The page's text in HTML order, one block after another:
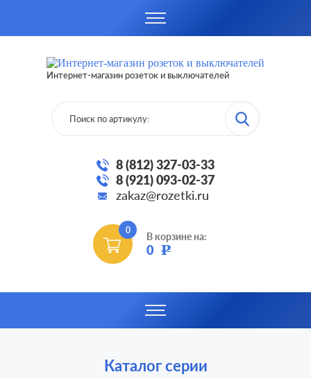
Интернет-магазин розеток и выключателей
8 (812) 327-03-33
8 (921) 093-02-37
zakaz@rozetki.ru
0
В корзине на:
0 Р
Каталог серии